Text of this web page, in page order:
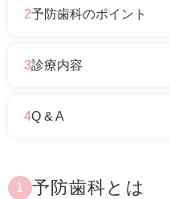
2予防歯科のポイント
3診療内容
4Q & A
1 予防歯科とは